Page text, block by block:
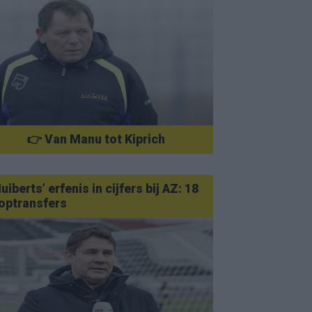
👉 Van Manu tot Kiprich
erfenis in cijfers bij AZ: 18